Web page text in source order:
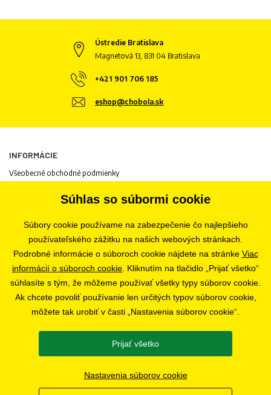
Ústredie Bratislava
Magnetová 13, 831 04 Bratislava
+421 901 706 185
eshop@chobola.sk
INFORMÁCIE
Všeobecné obchodné podmienky
Informácie o cookies
Odstúpenie od zmluvy
Ochrana osobných údajov
Nastavenia súborov cookie
PREDAJŇA
SLEDUJTE NÁS
Súhlas so súbormi cookie
Súbory cookie používame na zabezpečenie čo najlepšieho
používateľského zážitku na našich webových stránkach.
Podrobné informácie o súboroch cookie nájdete na stránke Viac
informácií o súboroch cookie . Kliknutím na tlačidlo „Prijať všetko“
súhlasíte s tým, že môžeme používať všetky typy súborov cookie.
Ak chcete povoliť používanie len určitých typov súborov cookie,
môžete tak urobiť v časti „Nastavenia súborov cookie“.
Prijať všetko
Nastavenia súborov cookie